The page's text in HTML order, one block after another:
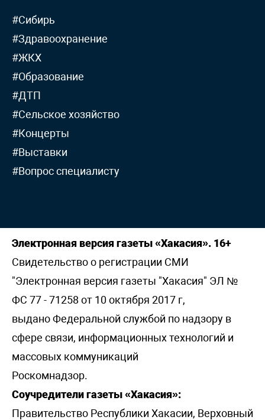
#Сибирь
#Здравоохранение
#ЖКХ
#Образование
#ДТП
#Сельское хозяйство
#Концерты
#Выставки
#Вопрос специалисту
Электронная версия газеты «Хакасия». 16+
Свидетельство о регистрации СМИ
"Электронная версия газеты "Хакасия" ЭЛ №
ФС 77 - 71258 от 10 октября 2017 г,
выдано Федеральной службой по надзору в
сфере связи, информационных технологий и
массовых коммуникаций
Роскомнадзор.
Соучредители газеты «Хакасия»:
Правительство Республики Хакасии, Верховный